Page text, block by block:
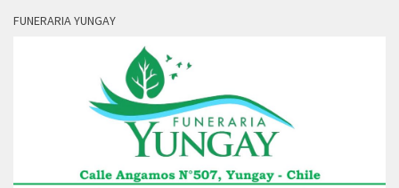
FUNERARIA YUNGAY